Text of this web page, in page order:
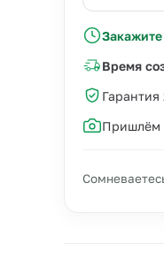
Время
Пришлём